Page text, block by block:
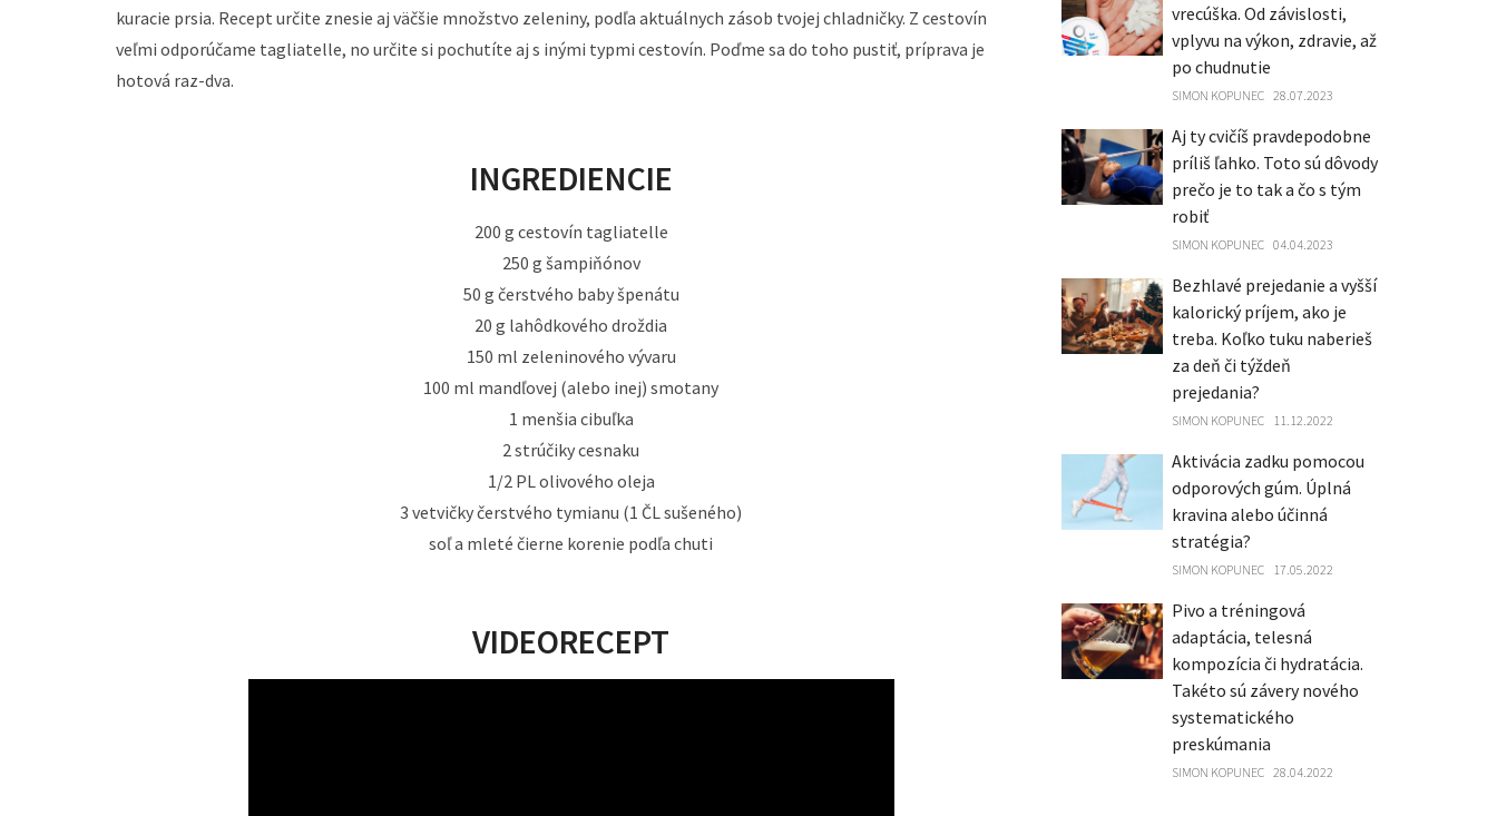
kuracie prsia. Recept určite znesie aj väčšie množstvo zeleniny, podľa aktuálnych zásob tvojej chladničky. Z cestovín
veľmi odporúčame tagliatelle, no určite si pochutíte aj s inými typmi cestovín. Poďme sa do toho pustiť, príprava je
hotová raz-dva.
INGREDIENCIE
200 g cestovín tagliatelle
250 g šampiňónov
50 g čerstvého baby špenátu
20 g lahôdkového droždia
150 ml zeleninového vývaru
100 ml mandľovej (alebo inej) smotany
1 menšia cibuľka
2 strúčiky cesnaku
1/2 PL olivového oleja
3 vetvičky čerstvého tymianu (1 ČL sušeného)
soľ a mleté čierne korenie podľa chuti
VIDEORECEPT
vrecúška. Od závislosti,
vplyvu na výkon, zdravie, až
po chudnutie
SIMON KOPUNEC 28.07.2023
Aj ty cvičíš pravdepodobne
príliš ľahko. Toto sú dôvody
prečo je to tak a čo s tým
robiť
SIMON KOPUNEC 04.04.2023
Bezhlavé prejedanie a vyšší
kalorický príjem, ako je
treba. Koľko tuku naberieš
za deň či týždeň
prejedania?
SIMON KOPUNEC 11.12.2022
Aktivácia zadku pomocou
odporových gúm. Úplná
kravina alebo účinná
stratégia?
SIMON KOPUNEC 17.05.2022
Pivo a tréningová
adaptácia, telesná
kompozícia či hydratácia.
Takéto sú závery nového
systematického
preskúmania
SIMON KOPUNEC 28.04.2022